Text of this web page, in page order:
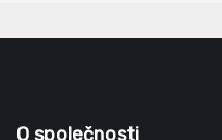
O společnosti